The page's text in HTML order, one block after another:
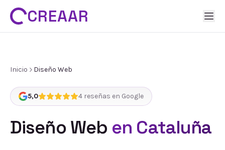
CREAAR
Inicio Diseño Web
5,0 4 reseñas en Google
Diseño Web en Cataluña